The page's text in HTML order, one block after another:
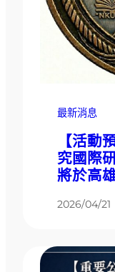
最新消息
【活動
究國際
將於高
2026/04/21